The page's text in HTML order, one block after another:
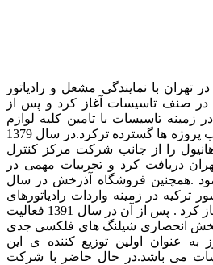
این مجموعه از سال 1369 در تهران با نمایندگی مشعل و رادیاتور
در صنف تاسیسات آغاز کرد و پس از
زمینه تاسیسات با تامین کلیه لوازم
های موتورخانه ، اجرا و نصب پروژه ها گسترده ترکرد. در سال 1379
را از جانب شرکت مرکز کنترل
دریافت کرد و تجربیات مهمی در
. همچنین فروشگاه آذرخش در سال
ترکیه در زمینه واردات رادیاتورهای
پانلی و حوله ای ADELL آغاز کرد . پس از آن در سال 1391 فعالیت
پخش انحصاری شیلنگ های فلکسی جدی
به عنوان اولین توزیع کننده ی این
می باشد. در حال حاضر با شرکت